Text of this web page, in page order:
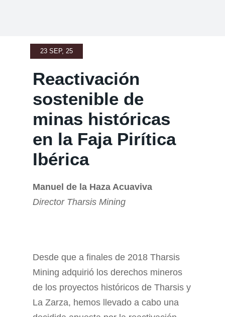
23 SEP, 25
Reactivación
sostenible de
minas históricas
en la Faja Pirítica
Ibérica
Manuel de la Haza Acuaviva
Director Tharsis Mining
Desde que a finales de 2018 Tharsis
Mining adquirió los derechos mineros
de los proyectos históricos de Tharsis y
La Zarza, hemos llevado a cabo una